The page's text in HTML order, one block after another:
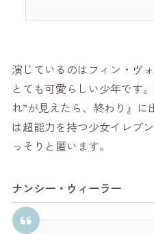
演じているのはフィン・ヴ
とても可愛らしい少年です
れ”が見えたら、終わり』
は超能力を持つ少女イレブ
っそりと匿います。
ナンシー・ウィーラー